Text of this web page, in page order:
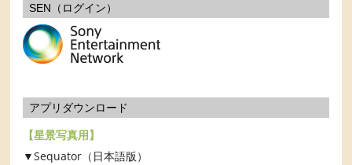
SEN（ログイン）
アプリダウンロード
【星景写真用】
▼Sequator（日本語版）